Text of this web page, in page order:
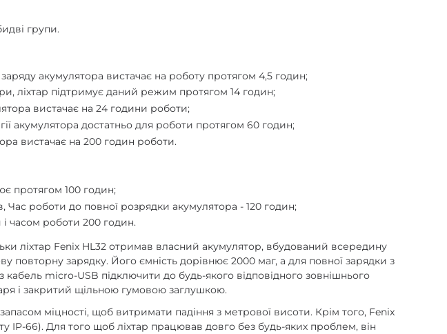
групи.
акумулятора вистачає на роботу протягом 4,5 годин;
ліхтар підтримує даний режим протягом 14 годин;
вистачає на 24 години роботи;
акумулятора достатньо для роботи протягом 60 годин;
вистачає на 200 годин роботи.
протягом 100 годин;
Час роботи до повної розрядки акумулятора - 120 годин;
часом роботи 200 годин.
ліхтар Fenix HL32 отримав власний акумулятор, вбудований всередину
зарядку. Його ємність дорівнює 2000 маг, а для повної зарядки з
micro-USB підключити до будь-якого відповідного зовнішнього
і закритий щільною гумовою заглушкою.
міцності, щоб витримати падіння з метрової висоти. Крім того, Fenix
IP-66). Для того щоб ліхтар працював довго без будь-яких проблем, він